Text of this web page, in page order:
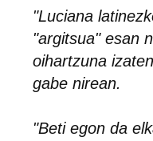
"Luciana
"argitsua" esan
oihartzuna
gabe nirean.
"Beti egon da